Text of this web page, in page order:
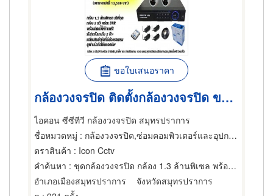
ขอใบเสนอราคา
กล้องวงจรปิด ติดตั้งกล้องวงจรปิด ขายกล้องวงจรปิด ชุดกล้อง
ไอคอน ซีซีทีวี กล้องวงจรปิด สมุทรปราการ
ชื่อหมวดหมู่ : กล้องวงจรปิด,ซ่อมคอมพิวเตอร์และอุปกรณ์ต่อพ่วง,ผู้จำหน่ายคอมพิวเตอร์และอุปกรณ์ต่อพ่วง
ตราสินค้า : Icon Cctv
คำค้นหา : ชุดกล้องวงจรปิด กล้อง 1.3 ล้านพิเซล พร้อมอุปกรณ์ครบ
อำเภอเมืองสมุทรปราการ
จังหวัดสมุทรปราการ